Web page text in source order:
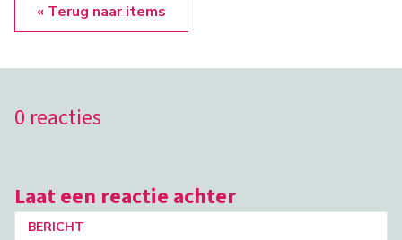
« Terug naar items
0 reacties
Laat een reactie achter
BERICHT